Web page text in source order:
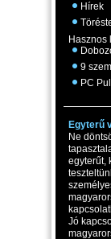
Hírek
Hasznos
9
PC
Egyterű
Ne
egyterűt,
Jó